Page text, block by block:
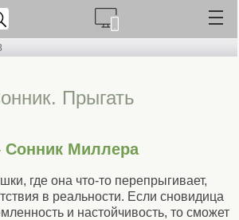
Прыгать
Сонник Миллера
где она что-то перепрыгивает,
в реальности. Если сновидица
и настойчивость, то сможет